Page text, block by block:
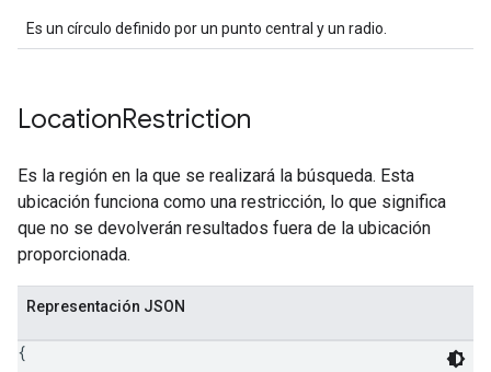
Es un círculo definido por un punto central y un radio.
LocationRestriction
Es la región en la que se realizará la búsqueda. Esta
ubicación funciona como una restricción, lo que significa
que no se devolverán resultados fuera de la ubicación
proporcionada.
Representación JSON
{